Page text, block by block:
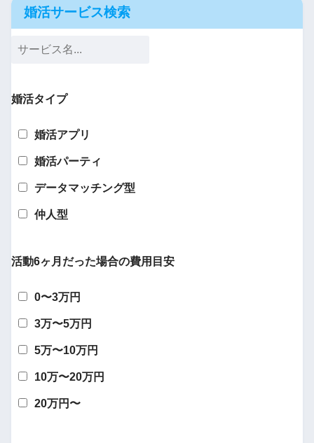
婚活サービス検索
婚活タイプ
婚活アプリ
婚活パーティ
データマッチング型
仲人型
活動6ヶ月だった場合の費用目安
0〜3万円
3万〜5万円
5万〜10万円
10万〜20万円
20万円〜